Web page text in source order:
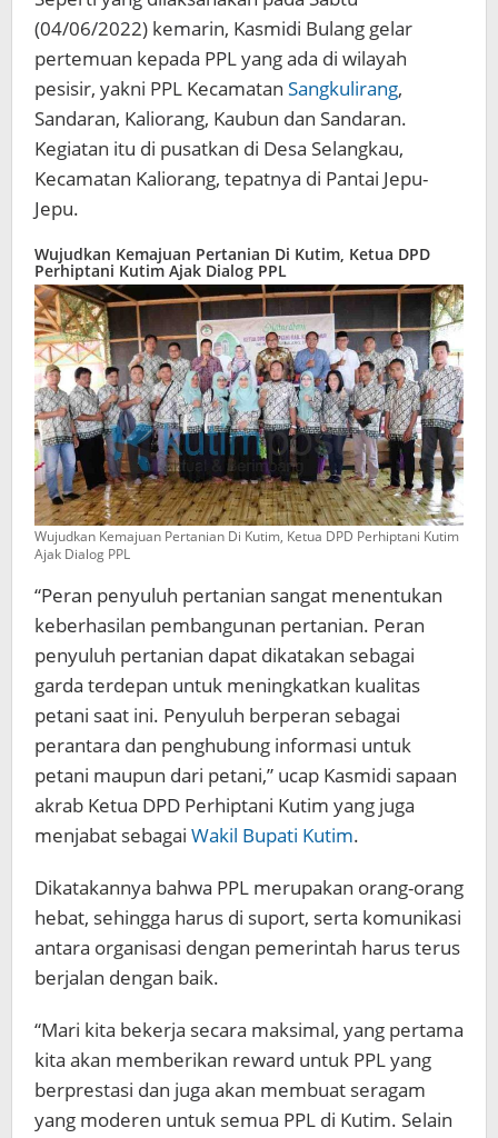
(04/06/2022) kemarin, Kasmidi Bulang gelar
pertemuan kepada PPL yang ada di wilayah
pesisir, yakni PPL Kecamatan Sangkulirang,
Sandaran, Kaliorang, Kaubun dan Sandaran.
Kegiatan itu di pusatkan di Desa Selangkau,
Kecamatan Kaliorang, tepatnya di Pantai Jepu-
Jepu.
Wujudkan Kemajuan Pertanian Di Kutim, Ketua DPD
Perhiptani Kutim Ajak Dialog PPL
Wujudkan Kemajuan Pertanian Di Kutim, Ketua DPD Perhiptani Kutim
Ajak Dialog PPL
“Peran penyuluh pertanian sangat menentukan
keberhasilan pembangunan pertanian. Peran
penyuluh pertanian dapat dikatakan sebagai
garda terdepan untuk meningkatkan kualitas
petani saat ini. Penyuluh berperan sebagai
perantara dan penghubung informasi untuk
petani maupun dari petani,” ucap Kasmidi sapaan
akrab Ketua DPD Perhiptani Kutim yang juga
menjabat sebagai Wakil Bupati Kutim.
Dikatakannya bahwa PPL merupakan orang-orang
hebat, sehingga harus di suport, serta komunikasi
antara organisasi dengan pemerintah harus terus
berjalan dengan baik.
“Mari kita bekerja secara maksimal, yang pertama
kita akan memberikan reward untuk PPL yang
berprestasi dan juga akan membuat seragam
yang moderen untuk semua PPL di Kutim. Selain